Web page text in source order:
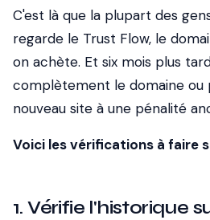
C'est là que la plupart des
regarde le Trust Flow, le
on achète. Et six mois plus
complètement le domaine ou
nouveau site à une pénalité
Voici les vérifications à faire
1. Vérifie l'historique